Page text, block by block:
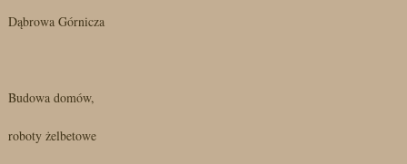
Dąbrowa Górnicza
Budowa domów,
roboty żelbetowe